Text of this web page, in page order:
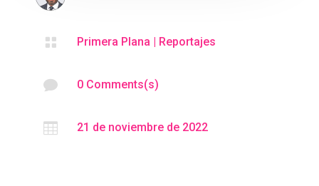
 Primera Plana | Reportajes
 0 Comments(s)
 21 de noviembre de 2022